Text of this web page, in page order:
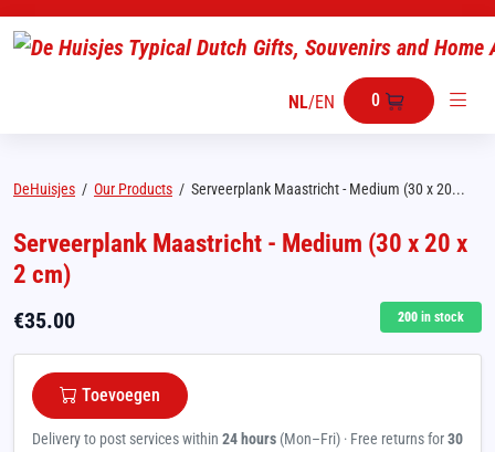
NL/EN 0
DeHuisjes / Our Products / Serveerplank Maastricht - Medium (30 x 20...
Serveerplank Maastricht - Medium (30 x 20 x
2 cm)
€35.00 200 in stock
Toevoegen
Delivery to post services within 24 hours (Mon–Fri) · Free returns for30